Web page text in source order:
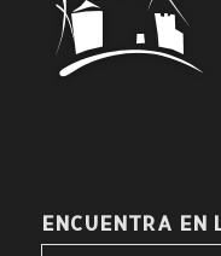
ENCUENTRA EN